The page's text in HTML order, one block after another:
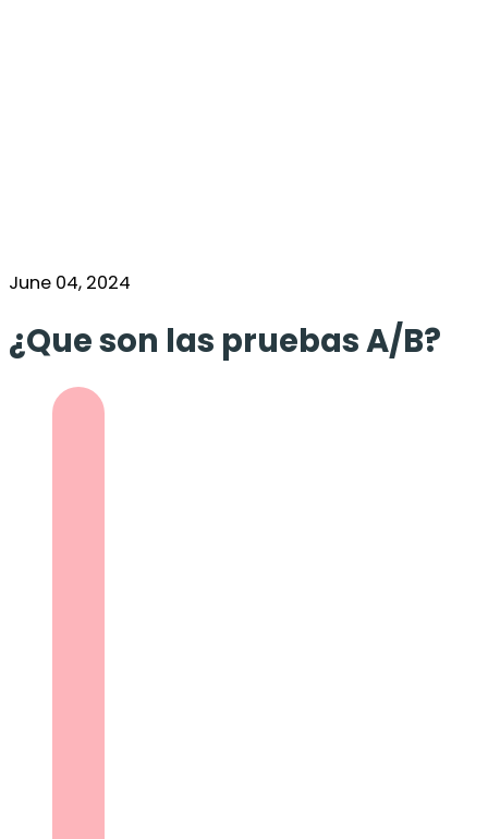
June 04, 2024
¿Que son las pruebas A/B?